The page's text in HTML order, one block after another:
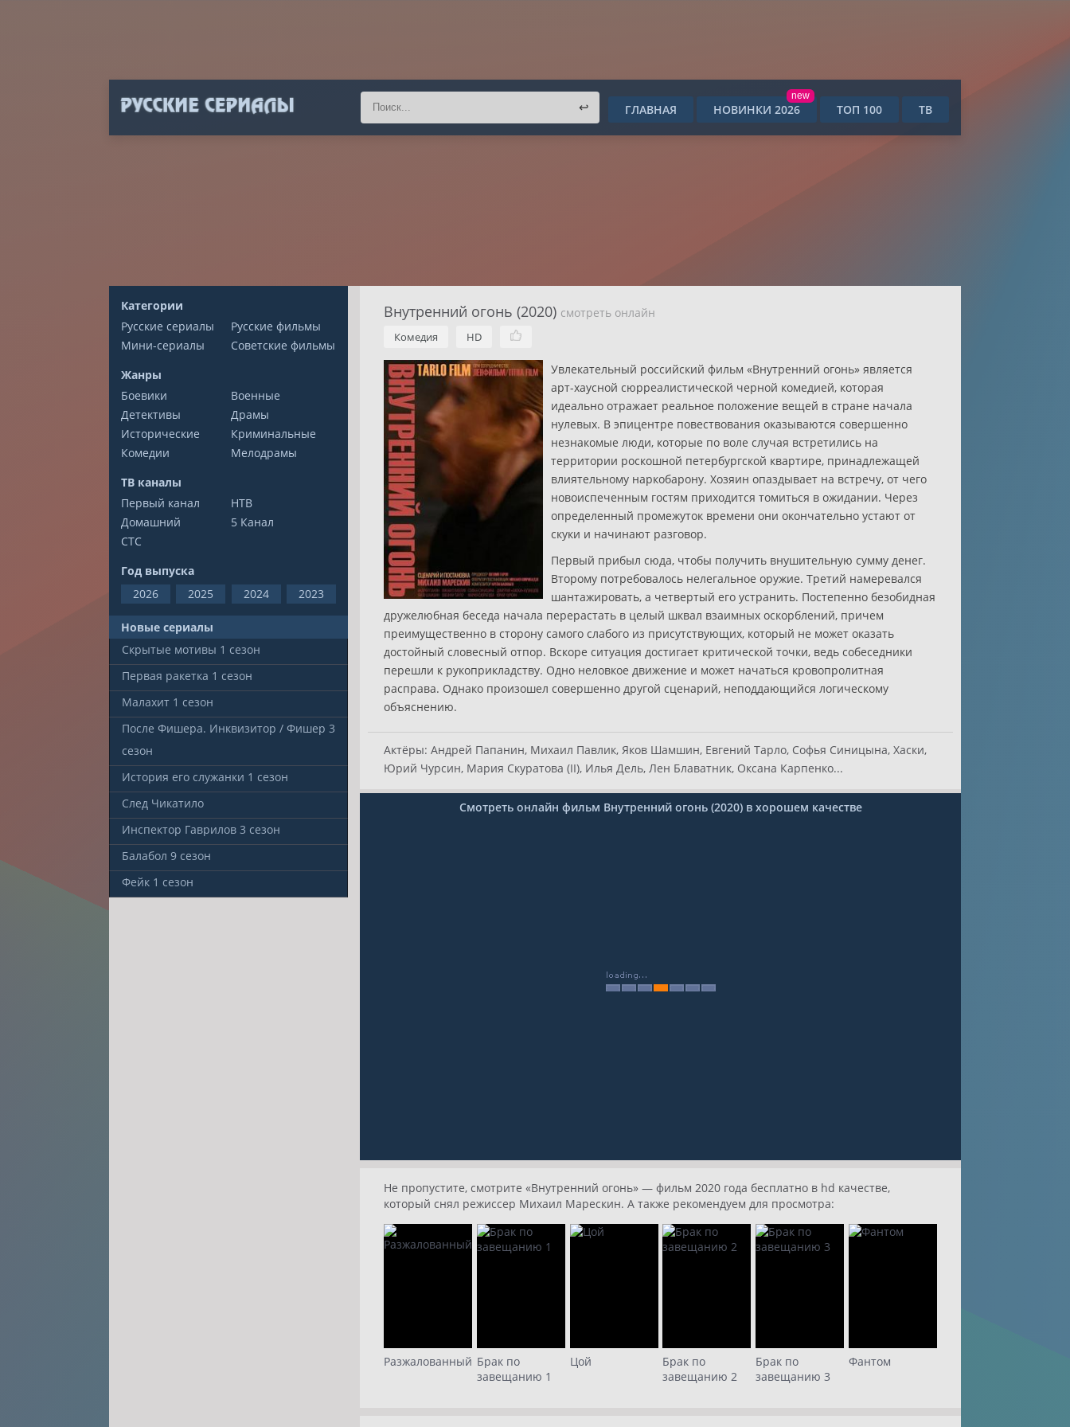
↩ ГЛАВНАЯ НОВИНКИ 2026
new
ТОП 100 ТВ
Внутренний огонь (2020) смотреть онлайн
Комедия HD
Увлекательный российский фильм «Внутренний огонь» является
арт-хаусной сюрреалистической черной комедией, которая
идеально отражает реальное положение вещей в стране начала
нулевых. В эпицентре повествования оказываются совершенно
незнакомые люди, которые по воле случая встретились на
территории роскошной петербургской квартире, принадлежащей
влиятельному наркобарону. Хозяин опаздывает на встречу, от чего
новоиспеченным гостям приходится томиться в ожидании. Через
определенный промежуток времени они окончательно устают от
скуки и начинают разговор.
Первый прибыл сюда, чтобы получить внушительную сумму денег.
Второму потребовалось нелегальное оружие. Третий намеревался
шантажировать, а четвертый его устранить. Постепенно безобидная
дружелюбная беседа начала перерастать в целый шквал взаимных оскорблений, причем
преимущественно в сторону самого слабого из присутствующих, который не может оказать
достойный словесный отпор. Вскоре ситуация достигает критической точки, ведь собеседники
перешли к рукоприкладству. Одно неловкое движение и может начаться кровопролитная
расправа. Однако произошел совершенно другой сценарий, неподдающийся логическому
объяснению.
Актёры: Андрей Папанин, Михаил Павлик, Яков Шамшин, Евгений Тарло, Софья Синицына, Хаски,
Юрий Чурсин, Мария Скуратова (II), Илья Дель, Лен Блаватник, Оксана Карпенко...
Смотреть онлайн фильм Внутренний огонь (2020) в хорошем качестве
Не пропустите, смотрите «Внутренний огонь» — фильм 2020 года бесплатно в hd качестве,
который снял режиссер Михаил Марескин. А также рекомендуем для просмотра:
Разжалованный Брак по
завещанию 1
Цой
Брак по
завещанию 2
Брак по
завещанию 3
Фантом
Категории
Русские сериалы
Русские фильмы
Мини-сериалы
Советские фильмы
Жанры
Боевики
Военные
Детективы
Драмы
Исторические
Криминальные
Комедии
Мелодрамы
ТВ каналы
Первый канал
НТВ
Домашний
5 Канал
СТС
Год выпуска
2026
2025 2024 2023
Новые сериалы
Скрытые мотивы 1 сезон
Первая ракетка 1 сезон
Малахит 1 сезон
После Фишера. Инквизитор / Фишер 3
сезон
История его служанки 1 сезон
След Чикатило
Инспектор Гаврилов 3 сезон
Балабол 9 сезон
Фейк 1 сезон